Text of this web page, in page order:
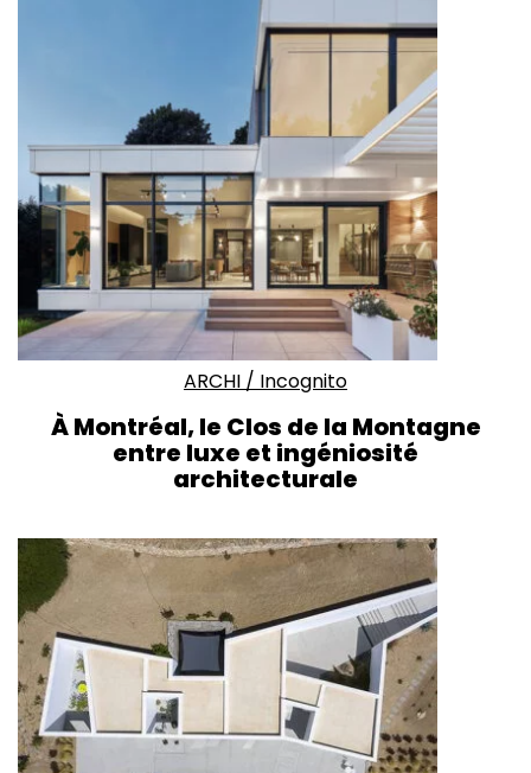
ARCHI / Incognito
À Montréal, le Clos de la Montagne
entre luxe et ingéniosité
architecturale